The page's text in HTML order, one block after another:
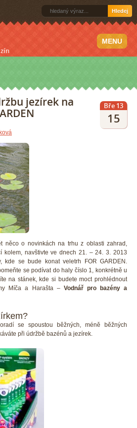
Hledej
MENU
jezírek na
Bře 13
15
něco o novinkách na trhu z oblasti zahrad,
kolem, navštivte ve dnech 21. – 24. 3. 2013
kde se bude konat veletrh FOR GARDEN.
se podívat do haly číslo 1, konkrétně u
na stánek, kde si budete moct prohlédnout
Míča a Harašta – Vodnář pro bazény a
se spoustou běžných, méně běžných
při údržbě bazénů a jezírek.